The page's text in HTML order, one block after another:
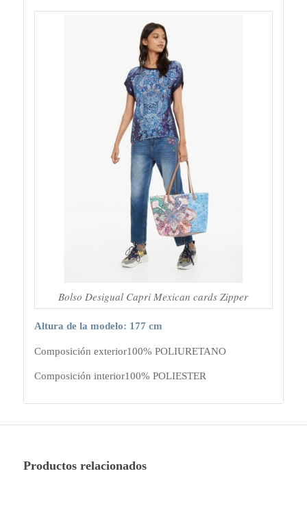
Bolso Desigual Capri Mexican cards Zipper
Altura de la modelo: 177 cm
Composición exterior100% POLIURETANO
Composición interior100% POLIESTER
Productos relacionados